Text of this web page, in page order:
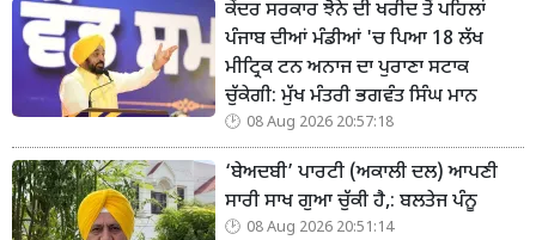
ਕੇਂਦਰ ਸਰਕਾਰ ਝੋਨੇ ਦੀ ਖਰੀਦ ਤੋਂ ਪਹਿਲਾਂ
ਪੰਜਾਬ ਦੀਆਂ ਮੰਡੀਆਂ 'ਚ ਪਿਆ 18 ਲੱਖ
ਮੀਟ੍ਰਿਕ ਟਨ ਅਨਾਜ ਦਾ ਪੁਰਾਣਾ ਸਟਾਕ
ਚੁੱਕੇਗੀ: ਮੁੱਖ ਮੰਤਰੀ ਭਗਵੰਤ ਸਿੰਘ ਮਾਨ
08 Aug 2026 20:57:18
‘ਬੇਅਦਬੀ’ ਪਾਰਟੀ (ਅਕਾਲੀ ਦਲ) ਆਪਣੀ
ਸਾਰੀ ਸਾਖ ਗੁਆ ਚੁੱਕੀ ਹੈ,: ਬਲਤੇਜ ਪੰਨੂ
08 Aug 2026 20:51:14